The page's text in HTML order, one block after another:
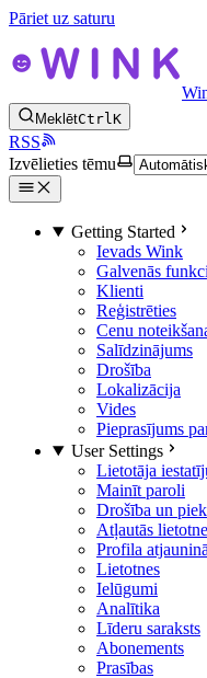
Pāriet uz saturu
MeklētCtrlK
RSS
Izvēlieties tēmu
Getting Started
Ievads Wink
Galvenās
Klienti
Reģistrēties
Cenu
Salīdzinājums
Drošība
Lokalizācija
Vides
Pieprasījums
User Settings
Lietotāja
Mainīt paroli
Drošība un
Atļautās
Profila
Lietotnes
Ielūgumi
Analītika
Līderu saraksts
Abonements
Prasības